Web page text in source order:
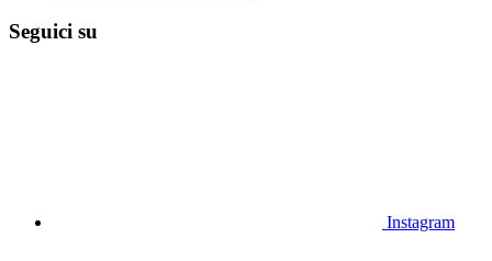
Seguici su
Instagram